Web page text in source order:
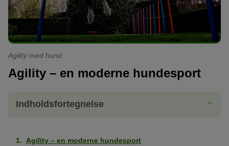
Agility med hund
Agility – en moderne hundesport
Indholdsfortegnelse
Agility – en moderne hundesport